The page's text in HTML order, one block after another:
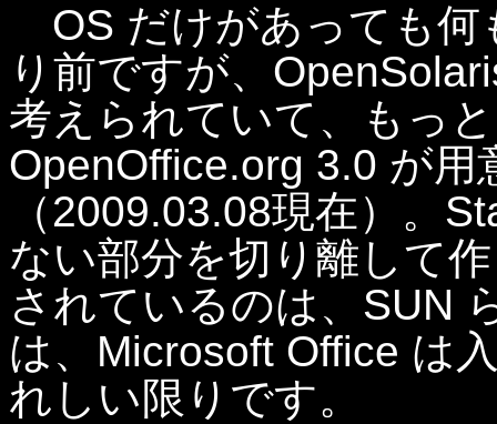
OS だけがあっても何
り前ですが、
考えられていて、もっ
OpenOffice.org 3.0 が
（2009.03.08現在）。
ない部分を切り離して
されているのは、SUN
は、Microsoft Office は
れしい限りです。